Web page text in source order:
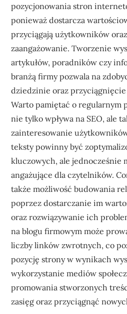
pozycjonowania stron
ponieważ dostarcza
przyciągają użytkowników
zaangażowanie. Tworzenie
artykułów, poradników czy
branżą firmy pozwala na
dziedzinie oraz
Warto pamiętać o regularnym
nie tylko wpływa na SEO, ale
zainteresowanie
teksty powinny być
kluczowych, ale jednocześnie
angażujące dla czytelników.
także możliwość budowania
poprzez dostarczanie im
oraz rozwiązywanie ich
na blogu firmowym może
liczby linków zwrotnych, co
pozycję strony w wynikach
wykorzystanie mediów
promowania stworzonych
zasięg oraz przyciągnąć